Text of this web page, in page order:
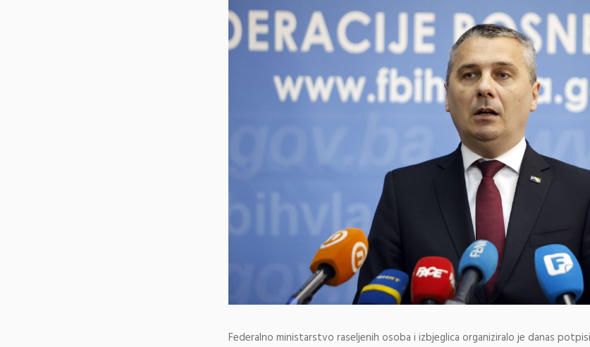
Federalno ministarstvo raseljenih osoba i izbjeglica organiziralo je danas